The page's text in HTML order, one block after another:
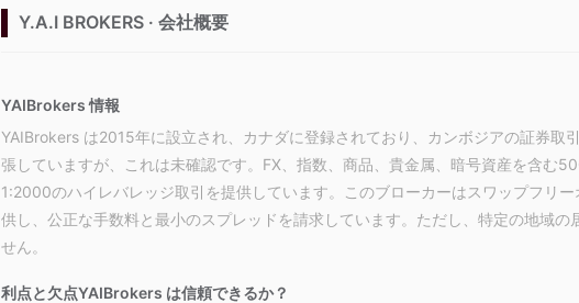
Y.A.I BROKERS · 会社概要
YAIBrokers 情報
YAIBrokers は2015年に設立され、カナダに登録されており、カンボジアの証券取
張していますが、これは未確認です。FX、指数、商品、貴金属、暗号資産を含む
1:2000のハイレバレッジ取引を提供しています。このブローカーはスワップフリ
供し、公正な手数料と最小のスプレッドを請求しています。ただし、特定の地域の
せん。
利点と欠点YAIBrokers は信頼できるか？